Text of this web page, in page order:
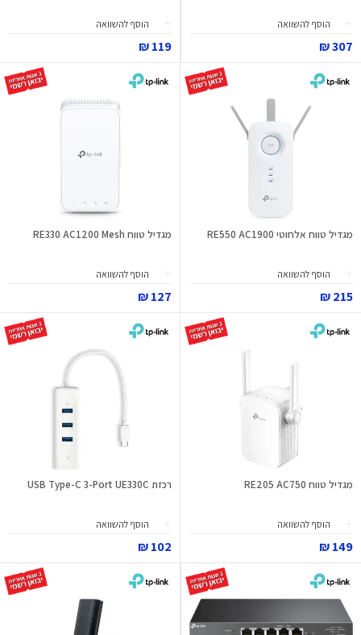
הוסף להשוואה
307 ₪
הוסף להשוואה
119 ₪
מגדיל טווח אלחוטי RE550 AC1900
הוסף להשוואה
215 ₪
מגדיל טווח RE330 AC1200 Mesh
הוסף להשוואה
127 ₪
מגדיל טווח RE205 AC750
הוסף להשוואה
149 ₪
רכזת USB Type-C 3-Port UE330C
הוסף להשוואה
102 ₪